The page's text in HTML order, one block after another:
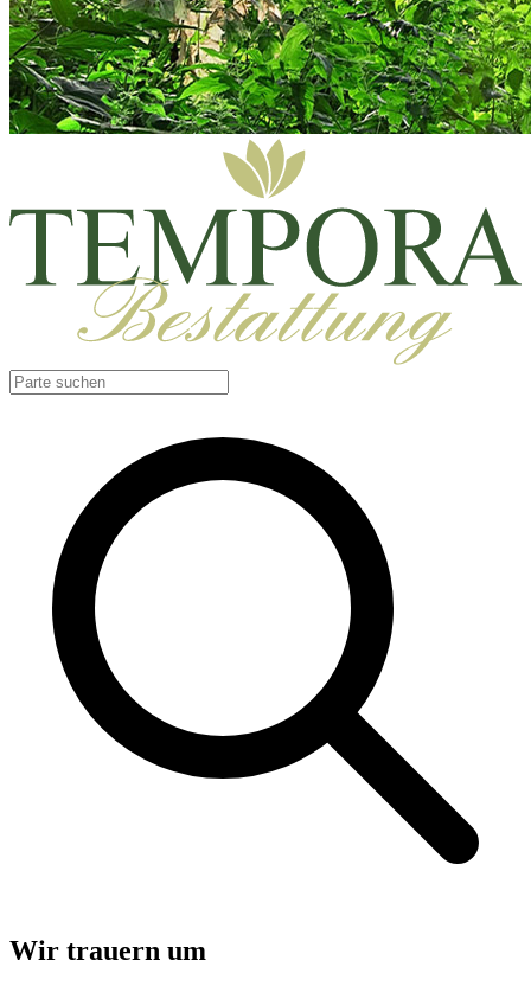
Wir trauern um